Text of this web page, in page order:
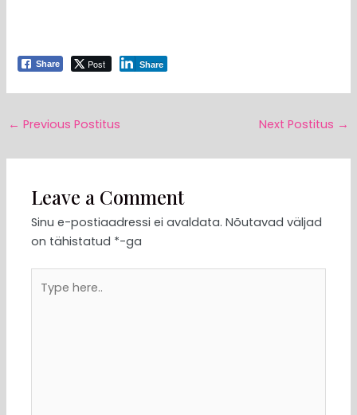
Share Post Share
← Previous Postitus Next Postitus →
Leave a Comment
Sinu e-postiaadressi ei avaldata. Nõutavad väljad
on tähistatud *-ga
here..